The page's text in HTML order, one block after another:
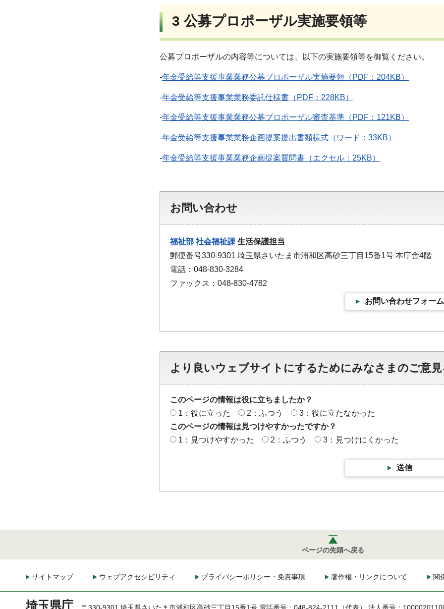
3 公募プロポーザル実施要領等
公募プロポーザルの内容等については、以下の実施要領等を御覧ください。
-年金受給等支援事業業務公募プロポーザル実施要領（PDF：204KB）
-年金受給等支援事業業務委託仕様書（PDF：228KB）
-年金受給等支援事業業務公募プロポーザル審査基準（PDF：121KB）
-年金受給等支援事業業務企画提案提出書類様式（ワード：33KB）
-年金受給等支援事業業務企画提案質問書（エクセル：25KB）
お問い合わせ
福祉部 社会福祉課 生活保護担当
郵便番号330-9301 埼玉県さいたま市浦和区高砂三丁目15番1号 本庁舎4階
電話：048-830-3284
ファックス：048-830-4782
お問い合わせフォーム
より良いウェブサイトにするためにみなさまのご意
このページの情報は役に立ちましたか？
1：役に立った
2：ふつう
3：役に立たなかった
このページの情報は見つけやすかったですか？
1：見つけやすかった
2：ふつう 3：見つけにくかった
送信
ページの先頭へ戻る
サイトマップ ウェブアクセシビリティ プライバシーポリシー・免責事項 著作権・リンクについて 関
埼玉県庁